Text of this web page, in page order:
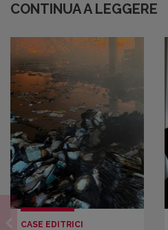
CONTINUA A LEGGERE
CASE EDITRICI